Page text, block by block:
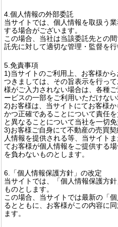
4.個人情報の外部委託
当サイトでは、個人情報を取扱う
する場合がございます。
この場合、当社は当該委託先との
託先に対して適切な管理・監督を行
5.免責事項
1)当サイトのご利用上、お客様か
つきましては、その旨表示を行っ
様がご入力されない場合は、各種
ービスの一部をご利用いただけない
2)お客様は、当サイトにてお客様
かつ正確であることについて責任
と異なることについて当社を一切免
3)お客様ご自身にて不動産の売買
人情報を提供される等、当サイト
てお客様が個人情報をご提供する
を負わないものとします。
6.「個人情報保護方針」の改定
当サイトでは、「個人情報保護方
ものとします。
この場合、当サイトでは最新の「
るとともに、お客様がこの内容に
ます。